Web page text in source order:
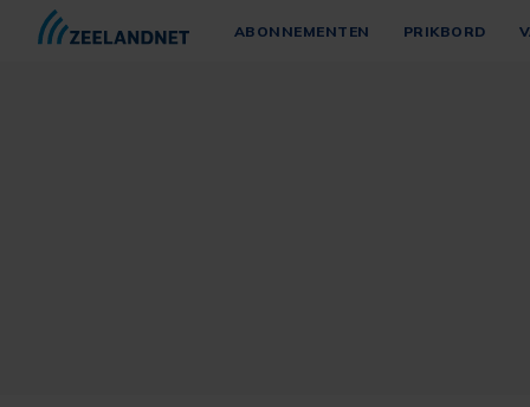
ABONNEMENTEN PRIKBORD